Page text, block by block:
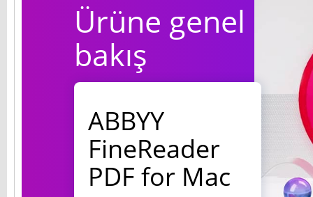
Ürüne genel
bakış
ABBYY
FineReader
PDF for Mac